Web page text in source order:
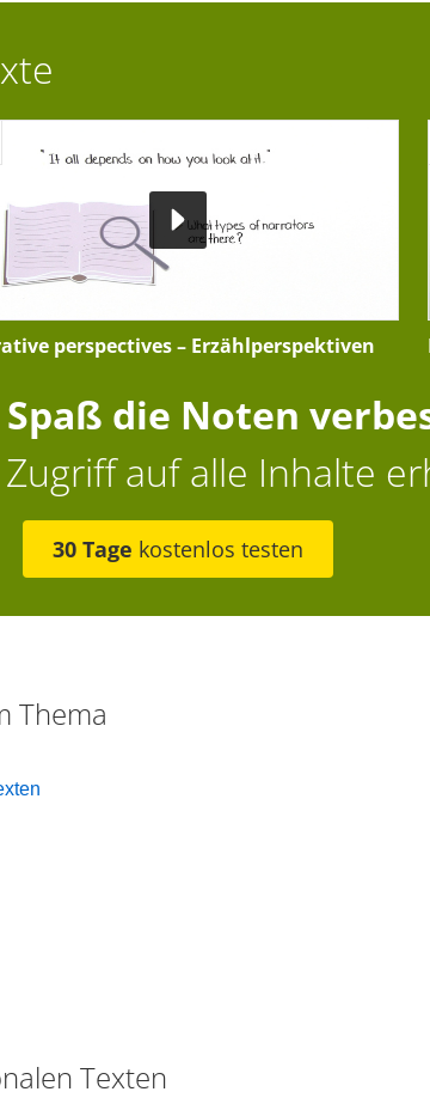
perspectives – Erzählperspektiven
die Noten
auf alle Inhalte
30 Tage kostenlos testen
Thema
Texten